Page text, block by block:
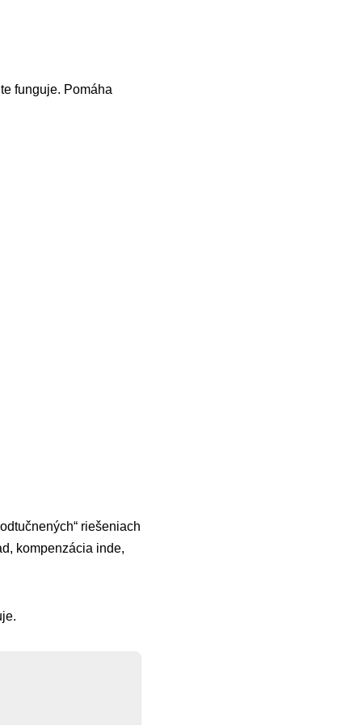
funguje. Pomáha
riešeniach
kompenzácia inde,